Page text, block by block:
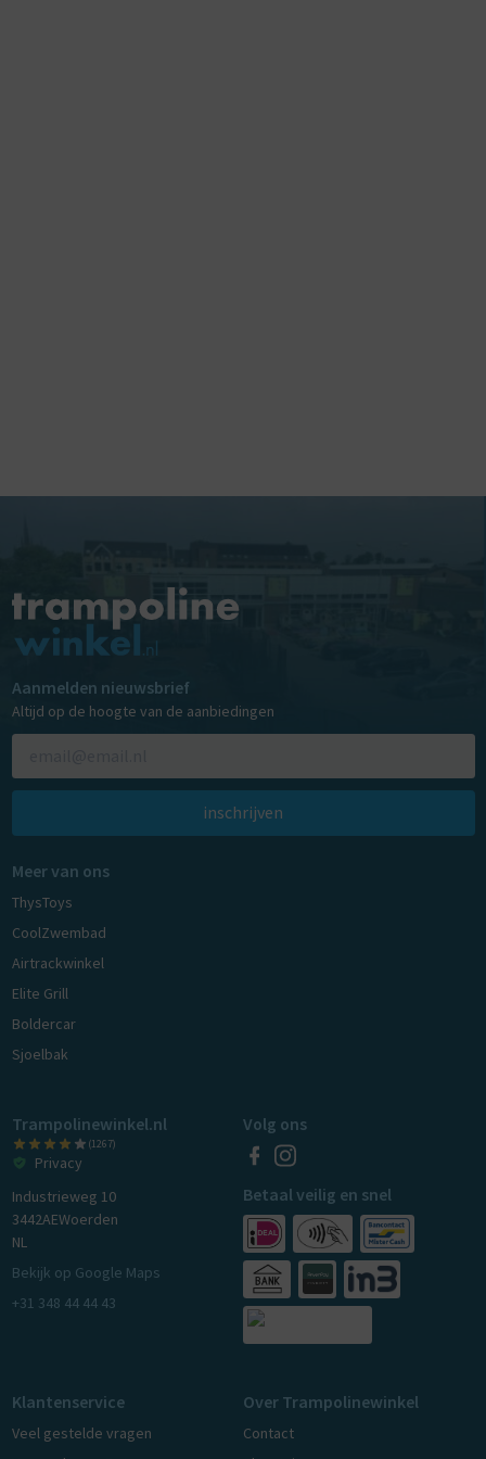
Aanmelden nieuwsbrief
Altijd op de hoogte van de aanbiedingen
inschrijven
Meer van ons
ThysToys
CoolZwembad
Airtrackwinkel
Elite Grill
Boldercar
Sjoelbak
Trampolinewinkel.nl
(1267)
Privacy
Industrieweg 10
3442AEWoerden
NL
Bekijk op Google Maps
+31 348 44 44 43
Volg ons
Betaal veilig en snel
Klantenservice
Veel gestelde vragen
Over Trampolinewinkel
Contact